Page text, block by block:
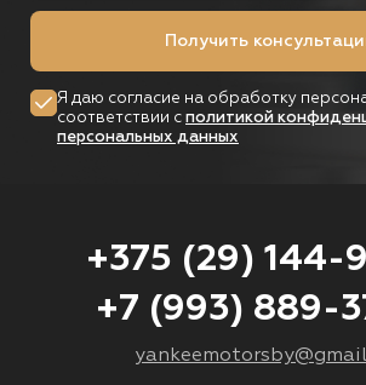
Получить
Я даю согласие на обработку
соответствии с политикой
персональных данных
+375 (29) 144-
+7 (993) 889-